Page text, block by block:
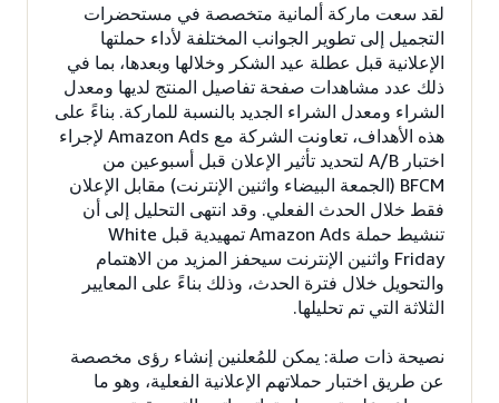
لقد سعت ماركة ألمانية متخصصة في مستحضرات
التجميل إلى تطوير الجوانب المختلفة لأداء حملتها
الإعلانية قبل عطلة عيد الشكر وخلالها وبعدها، بما في
ذلك عدد مشاهدات صفحة تفاصيل المنتج لديها ومعدل
الشراء ومعدل الشراء الجديد بالنسبة للماركة. بناءً على
هذه الأهداف، تعاونت الشركة مع Amazon Ads لإجراء
اختبار A/B لتحديد تأثير الإعلان قبل أسبوعين من
BFCM (الجمعة البيضاء واثنين الإنترنت) مقابل الإعلان
فقط خلال الحدث الفعلي. وقد انتهى التحليل إلى أن
تنشيط حملة Amazon Ads تمهيدية قبل White
Friday واثنين الإنترنت سيحفز المزيد من الاهتمام
والتحويل خلال فترة الحدث، وذلك بناءً على المعايير
الثلاثة التي تم تحليلها.
نصيحة ذات صلة: يمكن للمُعلنين إنشاء رؤى مخصصة
عن طريق اختبار حملاتهم الإعلانية الفعلية، وهو ما